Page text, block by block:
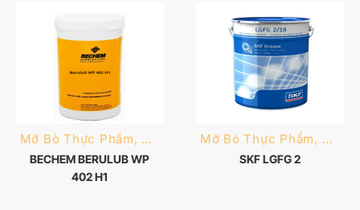
Mỡ Bò Thực Phẩm, Dược Phẩm
BECHEM BERULUB WP
402 H1
Mỡ Bò Thực Phẩm, Dược Phẩm
SKF LGFG 2